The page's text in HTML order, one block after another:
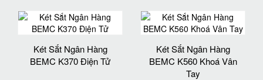
Két Sắt Ngân Hàng
BEMC K370 Điện Tử
Két Sắt Ngân Hàng
BEMC K560 Khoá Vân
Tay